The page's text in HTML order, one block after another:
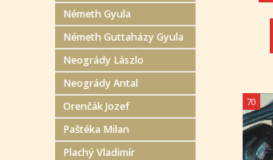
Németh Gyula
Németh Guttaházy Gyula
Neogrády Lászlo
Neogrády Antal
Orenčák Jozef
Paštéka Milan
Plachý Vladimír
70